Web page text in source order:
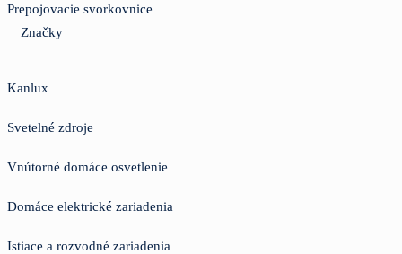
Prepojovacie svorkovnice
Značky
Kanlux
Svetelné zdroje
Vnútorné domáce osvetlenie
Domáce elektrické zariadenia
Istiace a rozvodné zariadenia